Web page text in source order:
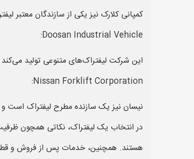
کمپانی کلارک نیز یکی از سازندگان معتبر
Doosan Industrial Vehicle:
این شرکت لیفتراک‌های متنوعی تولید
Nissan Forklift Corporation:
نیسان نیز یک سازنده مطرح لیفتراک است و
در انتخاب یک لیفتراک، نکاتی همچون
هستند. همچنین، خدمات پس از فروش و